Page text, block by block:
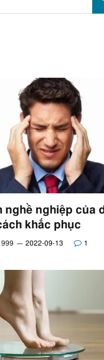
nghề nghiệp của
khắc phục
2022-09-13 1